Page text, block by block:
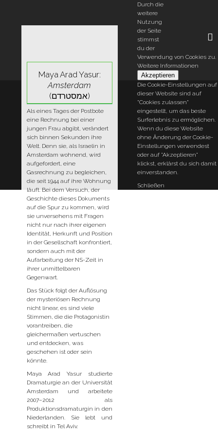
M
a
i
n
N
a
v
i
g
a
t
Maya Arad Yasur:
Amsterdam
(אמסטרדם)
Als eines Tages der Postbote
eine Rechnung bei einer
jungen Frau abgibt, verändert
sich binnen Sekunden ihre
Welt. Denn sie, als Israelin in
Amsterdam wohnend, wird
aufgefordert, eine
Gasrechnung zu begleichen,
die seit 1944 auf ihre Wohnung
läuft. Bei dem Versuch, der
Geschichte dieses Dokuments
auf die Spur zu kommen, wird
sie unversehens mit Fragen
nicht nur nach ihrer eigenen
Identität, Herkunft und Position
in der Gesellschaft konfrontiert,
sondern auch mit der
Aufarbeitung der NS-Zeit in
ihrer unmittelbaren
Gegenwart.
Das Stück folgt der Auflösung
der mysteriösen Rechnung
nicht linear, es sind viele
Stimmen, die die Protagonistin
vorantreiben, die
gleichermaßen vertuschen
und entdecken, was
geschehen ist oder sein
könnte.
Maya Arad Yasur studierte
Dramaturgie an der Universität
Amsterdam und arbeitete
2007–2012 als
Produktionsdramaturgin in den
Niederlanden. Sie lebt und
schreibt in Tel Aviv.
Durch die
weitere
Nutzung
der Seite
stimmst
du der
Verwendung von Cookies zu.
Weitere Informationen
Akzeptieren
Die Cookie-Einstellungen auf
dieser Website sind auf
"Cookies zulassen"
eingestellt, um das beste
Surferlebnis zu ermöglichen.
Wenn du diese Website
ohne Änderung der Cookie-
Einstellungen verwendest
oder auf "Akzeptieren"
klickst, erklärst du sich damit
einverstanden.
Schließen